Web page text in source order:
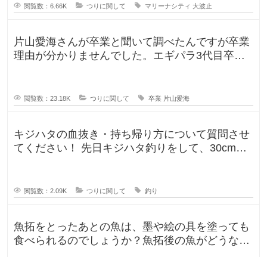
閲覧数：6.66K つりに関して マリーナシティ 大波止
片山愛海さんが卒業と聞いて調べたんですが卒業
理由が分かりませんでした。エギパラ3代目卒業
閲覧数：23.18K つりに関して 卒業 片山愛海
キジハタの血抜き・持ち帰り方について質問させ
てください！ 先日キジハタ釣りをして、30cm台
閲覧数：2.09K つりに関して 釣り
魚拓をとったあとの魚は、墨や絵の具を塗っても
食べられるのでしょうか？魚拓後の魚がどうなる